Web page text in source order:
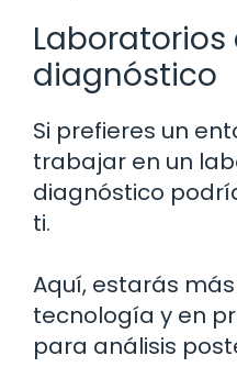
Laboratorios
diagnóstico
Si prefieres un
trabajar en un
diagnóstico
ti.
Aquí, estarás
tecnología y en
para análisis